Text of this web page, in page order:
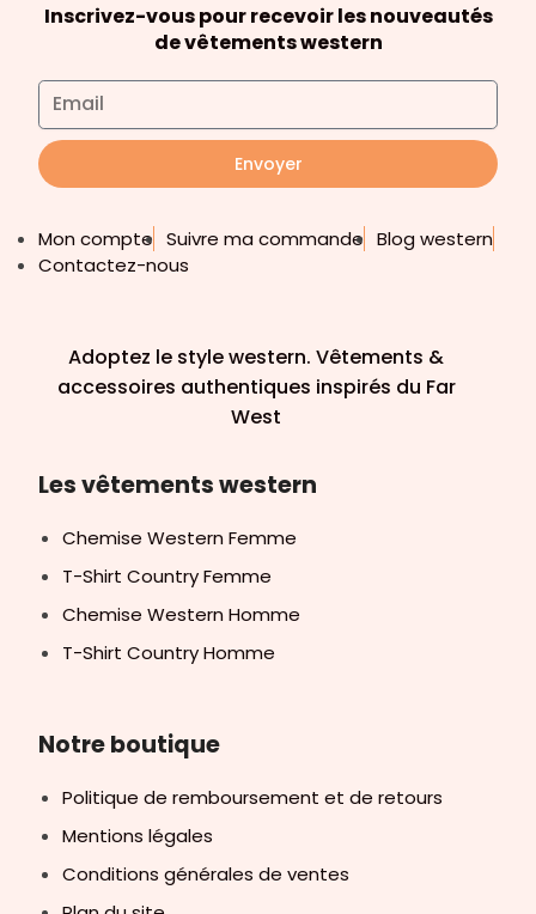
Inscrivez-vous pour recevoir les nouveautés
de vêtements western
Envoyer
Mon compte Suivre ma commande Blog western
Contactez-nous
Adoptez le style western. Vêtements &
accessoires authentiques inspirés du Far
West
Les vêtements western
Chemise Western Femme
T-Shirt Country Femme
Chemise Western Homme
T-Shirt Country Homme
Notre boutique
Politique de remboursement et de retours
Mentions légales
Conditions générales de ventes